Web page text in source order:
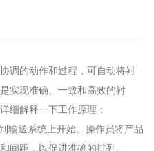
调的动作和过程，可自动将衬
实现准确、一致和高效的衬
细解释一下工作原理：
输送系统上开始。操作员将产品
间距，以促进准确的排列。